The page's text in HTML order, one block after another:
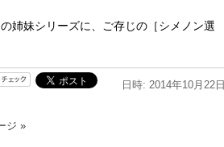
姉妹シリーズに、ご存じの［シメノン選
日時: 2014年10月22日
ジ »